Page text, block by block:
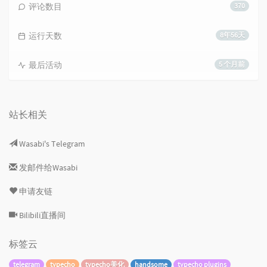
370
评论数目
8年56天
运行天数
5 个月前
最后活动
站长相关
Wasabi's Telegram
发邮件给Wasabi
申请友链
Bilibili直播间
标签云
telegram typecho typecho美化 handsome typecho plugins